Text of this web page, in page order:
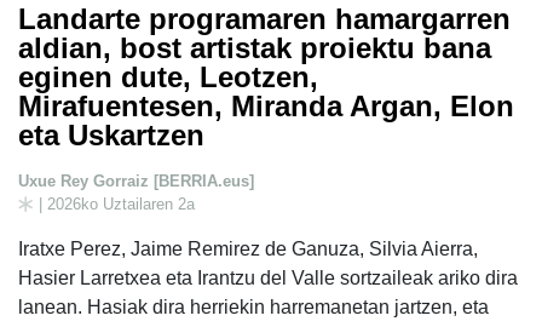
Landarte programaren hamargarren
aldian, bost artistak proiektu bana
eginen dute, Leotzen,
Mirafuentesen, Miranda Argan, Elon
eta Uskartzen
Uxue Rey Gorraiz [BERRIA.eus]
| 2026ko Uztailaren 2a
Iratxe Perez, Jaime Remirez de Ganuza, Silvia Aierra,
Hasier Larretxea eta Irantzu del Valle sortzaileak ariko dira
lanean. Hasiak dira herriekin harremanetan jartzen, eta